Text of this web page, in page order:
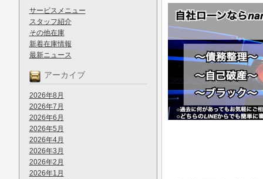
サービスメニュー
スタッフ紹介
その他在庫
新着在庫情報
最新ニュース
アーカイブ
2026年8月
2026年7月
2026年6月
2026年5月
2026年4月
2026年3月
2026年2月
2026年1月